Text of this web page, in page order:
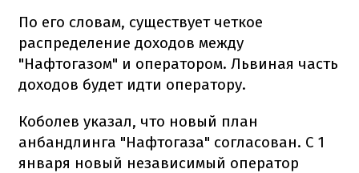
По его словам, существует четкое
распределение доходов между
"Нафтогазом" и оператором. Львиная часть
доходов будет идти оператору.
Коболев указал, что новый план
анбандлинга "Нафтогаза" согласован. С 1
января новый независимый оператор